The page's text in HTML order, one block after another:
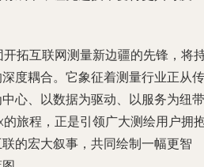
拓互联网测量新边疆的先锋，将
度耦合。它象征着测量行业正从传
心、以数据为驱动、以服务为纽带
旅程，正是引领广大测绘用户拥
的宏大叙事，共同绘制一幅更智